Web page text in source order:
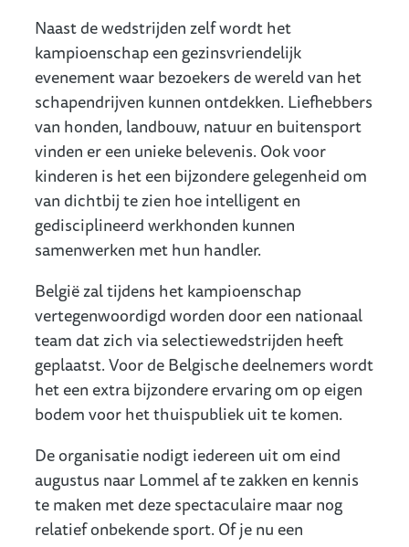
Naast de wedstrijden zelf wordt het
kampioenschap een gezinsvriendelijk
evenement waar bezoekers de wereld van het
schapendrijven kunnen ontdekken. Liefhebbers
van honden, landbouw, natuur en buitensport
vinden er een unieke belevenis. Ook voor
kinderen is het een bijzondere gelegenheid om
van dichtbij te zien hoe intelligent en
gedisciplineerd werkhonden kunnen
samenwerken met hun handler.
België zal tijdens het kampioenschap
vertegenwoordigd worden door een nationaal
team dat zich via selectiewedstrijden heeft
geplaatst. Voor de Belgische deelnemers wordt
het een extra bijzondere ervaring om op eigen
bodem voor het thuispubliek uit te komen.
De organisatie nodigt iedereen uit om eind
augustus naar Lommel af te zakken en kennis
te maken met deze spectaculaire maar nog
relatief onbekende sport. Of je nu een